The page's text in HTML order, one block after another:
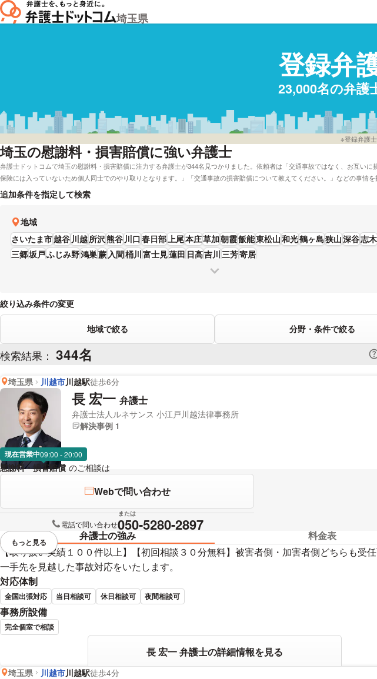
埼玉県
登録弁
23,000名の弁護
※登録弁護
埼玉の慰謝料・損害賠償に強い弁護士
弁護士ドットコムで埼玉の慰謝料・損害賠償に注力する弁護士が344名見つかりました。依頼者は「交通事故ではなく、お互いに
保険には入っていないため個人同士でのやり取りとなります。」「交通事故の損害賠償について教えてください。」などの事情を
す。弁護士ドットコムでは弁護士費用を後払いで受付してくれる弁護士や電話相談を無料で受け付けしてくれる埼玉の弁護士など
の条件で調べることができます。具体的には「評判が高い慰謝料・損害賠償に強い弁護士や弁護士の選び方はほとんどチェックし
日祝対応可能、24時間受付可能なので、まずはご相談ください。」とおっしゃる方もいます。慰謝料・損害賠償に悩んでいる方は
や資格などの条件を考慮して、条件に沿う弁護士に一度相談をしてみてください。
追加条件を指定して検索
地域
さいたま市越谷 川越所沢熊谷 川口春日部上尾本庄草加朝霞飯能東松山和光鶴ヶ島狭山深谷志木
三郷坂戸ふじみ野鴻巣蕨入間桶川富士見蓮田 日高吉川三芳寄居
絞り込み条件の変更
地域で絞る 分野・条件で絞る
検索結果： 344名
埼玉県 川越市川越駅徒歩6分
長 宏一 弁護士
弁護士法人ルネサンス 小江戸川越法律事務所
解決事例 1
現在営業中09:00 - 20:00
慰謝料・損害賠償 のご相談は
Webで問い合わせ
または
電話で問い合わせ050-5280-2897
弁護士の強み
料金表
【取り扱い実績１００件以上】【初回相談３０分無料】被害者側・加害者側どちらも受任
一手先を見越した事故対応をいたします。
対応体制
全国出張対応 当日相談可 休日相談可 夜間相談可
事務所設備
完全個室で相談
長 宏一 弁護士の詳細情報を見る
視覚的に省略されている要素を
もっと見る
埼玉県 川越市川越駅徒歩4分